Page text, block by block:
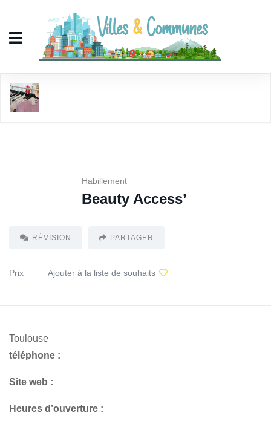
Habillement
Beauty Access’
RÉVISION PARTAGER
Prix Ajouter à la liste de souhaits
Toulouse
téléphone :
Site web :
Heures d’ouverture :